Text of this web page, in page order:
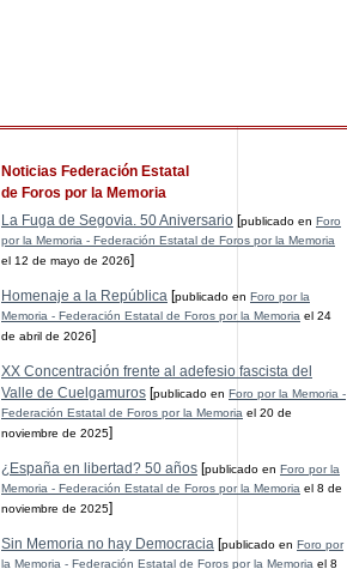
Noticias Federación Estatal
de Foros por la Memoria
La Fuga de Segovia. 50 Aniversario [publicado en Foro
por la Memoria - Federación Estatal de Foros por la Memoria
el 12 de mayo de 2026]
Homenaje a la República [publicado en Foro por la
Memoria - Federación Estatal de Foros por la Memoria el 24
de abril de 2026]
XX Concentración frente al adefesio fascista del
Valle de Cuelgamuros [publicado en Foro por la Memoria -
Federación Estatal de Foros por la Memoria el 20 de
noviembre de 2025]
¿España en libertad? 50 años [publicado en Foro por la
Memoria - Federación Estatal de Foros por la Memoria el 8 de
noviembre de 2025]
Sin Memoria no hay Democracia [publicado en Foro por
la Memoria - Federación Estatal de Foros por la Memoria el 8